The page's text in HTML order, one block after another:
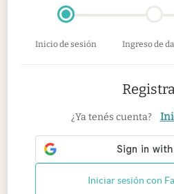
Inicio de sesión Ingreso de
¿Ya tenés cuenta?
Iniciar sesión con